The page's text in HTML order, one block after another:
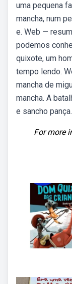
uma pequena
mancha, num
e. Web —
podemos
quixote, um
tempo lendo.
mancha de
mancha. A
e sancho pança.
For more